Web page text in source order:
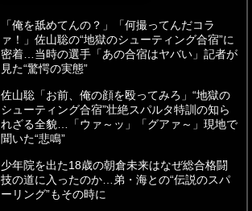
「俺を舐めてんの？」「何撮ってんだコラ
ァ！」佐山聡の“地獄のシューティング合宿”に
密着…当時の選手「あの合宿はヤバい」記者が
見た“驚愕の実態”
佐山聡「お前、俺の顔を殴ってみろ」“地獄の
シューティング合宿”壮絶スパルタ特訓の知ら
れざる全貌…「ウァ～ッ」「グアァ～」現地で
聞いた“悲鳴”
少年院を出た18歳の朝倉未来はなぜ総合格闘
技の道に入ったのか…弟・海との“伝説のスパ
ーリング”もその時に